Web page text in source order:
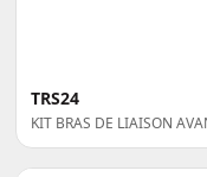
TRS24
KIT BRAS DE LIAISON